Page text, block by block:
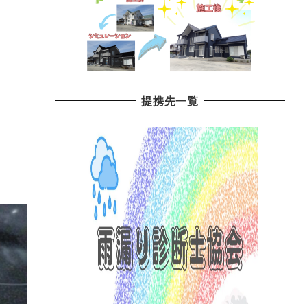
提携先一覧